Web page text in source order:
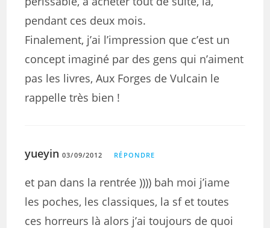
pendant ces deux mois.
Finalement, j’ai l’impression que c’est un
concept imaginé par des gens qui n’aiment
pas les livres, Aux Forges de Vulcain le
rappelle très bien !
yueyin 03/09/2012 RÉPONDRE
et pan dans la rentrée )))) bah moi j’iame
les poches, les classiques, la sf et toutes
ces horreurs là alors j’ai toujours de quoi